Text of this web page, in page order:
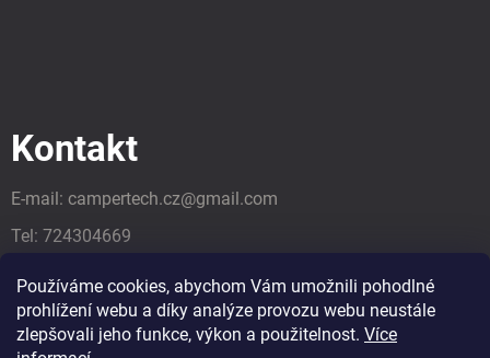
Používáme cookies, abychom Vám umožnili pohodlné
prohlížení webu a díky analýze provozu webu neustále
zlepšovali jeho funkce, výkon a použitelnost. Více
Kontakt
E-mail: campertech.cz@gmail.com
Tel: 724304669